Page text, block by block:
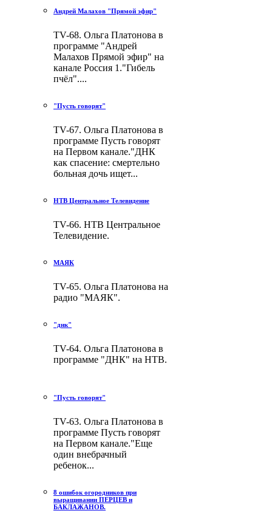
Андрей Малахов "Прямой эфир"
TV-68. Ольга Платонова в
программе "Андрей
Малахов Прямой эфир" на
канале Россия 1."Гибель
пчёл"....
"Пусть говорят"
TV-67. Ольга Платонова в
программе Пусть говорят
на Первом канале."ДНК
как спасение: смертельно
больная дочь ищет...
НТВ Центральное Телевидение
TV-66. НТВ Центральное
Телевидение.
МАЯК
TV-65. Ольга Платонова на
радио "МАЯК".
"днк"
TV-64. Ольга Платонова в
программе "ДНК" на НТВ.
"Пусть говорят"
TV-63. Ольга Платонова в
программе Пусть говорят
на Первом канале."Еще
один внебрачный
ребенок...
8 ошибок огородников при
выращивании ПЕРЦЕВ и
БАКЛАЖАНОВ.